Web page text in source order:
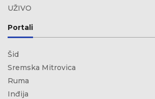
UŽIVO
Portali
Šid
Sremska Mitrovica
Ruma
Inđija